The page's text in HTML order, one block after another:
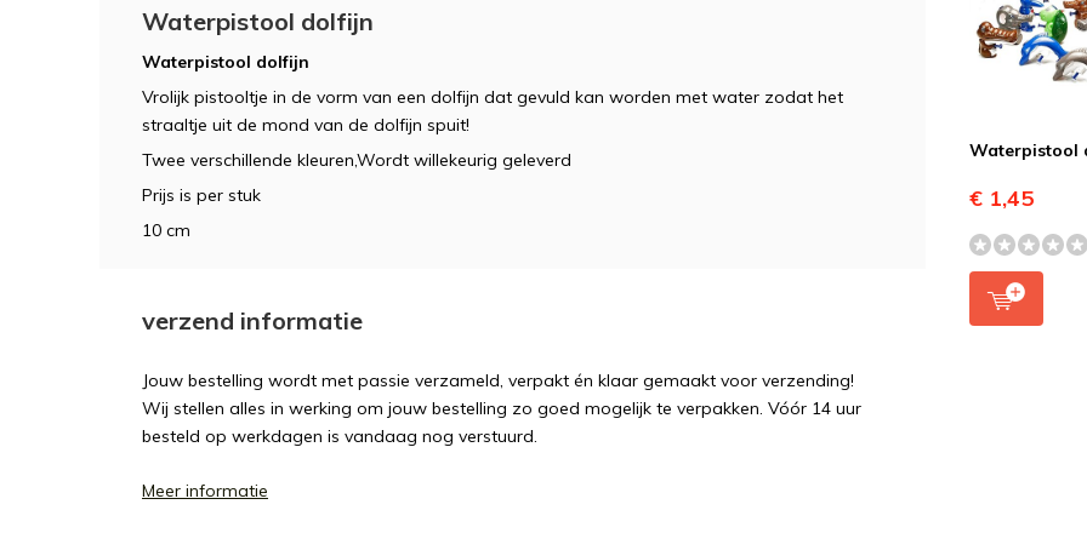
Waterpistool dolfijn
Waterpistool dolfijn
Vrolijk pistooltje in de vorm van een dolfijn dat gevuld kan worden met water zodat het
straaltje uit de mond van de dolfijn spuit!
Twee verschillende kleuren,Wordt willekeurig geleverd
Prijs is per stuk
10 cm
verzend informatie
Jouw bestelling wordt met passie verzameld, verpakt én klaar gemaakt voor verzending!
Wij stellen alles in werking om jouw bestelling zo goed mogelijk te verpakken. Vóór 14 uur
besteld op werkdagen is vandaag nog verstuurd.
Meer informatie
Waterpistool
€ 1,45